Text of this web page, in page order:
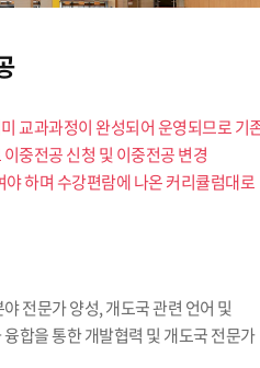
교과과정이 완성되어 운영되므로 기
중전공 신청 및 이중전공 변경
하며 수강편람에 나온 커리큘럼대로
전문가 양성, 개도국 관련 언어 및
합을 통한 개발협력 및 개도국 전문가